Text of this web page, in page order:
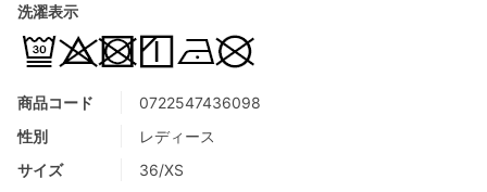
商品コード
0722547436098
性別
レディース
サイズ
36/XS
洗濯表示